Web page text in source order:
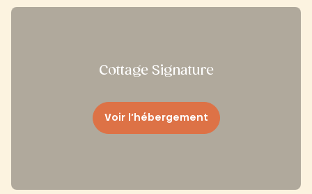
Cottage Signature
Voir l’hébergement